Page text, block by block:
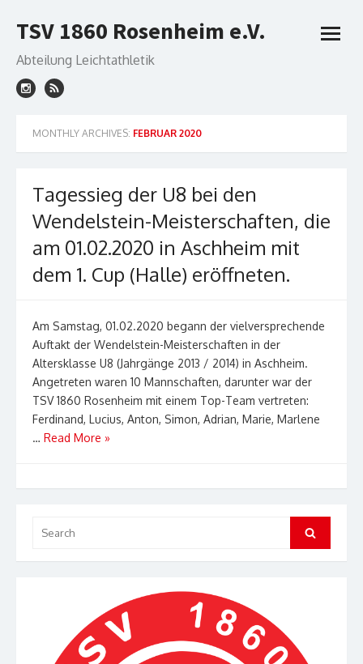
to
TSV 1860 Rosenheim e.V.
Abteilung Leichtathletik
open
MONTHLY ARCHIVES: FEBRUAR 2020
Tagessieg der U8 bei den
Wendelstein-Meisterschaften, die
am 01.02.2020 in Aschheim mit
dem 1. Cup (Halle) eröffneten.
Am Samstag, 01.02.2020 begann der vielversprechende
Auftakt der Wendelstein-Meisterschaften in der
Altersklasse U8 (Jahrgänge 2013 / 2014) in Aschheim.
Angetreten waren 10 Mannschaften, darunter war der
TSV 1860 Rosenheim mit einem Top-Team vertreten:
Ferdinand, Lucius, Anton, Simon, Adrian, Marie, Marlene
… Read More »
for:
Search